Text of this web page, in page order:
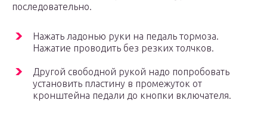
последовательно.
Нажать ладонью руки на педаль тормоза.
Нажатие проводить без резких толчков.
Другой свободной рукой надо попробовать
установить пластину в промежуток от
кронштейна педали до кнопки включателя.